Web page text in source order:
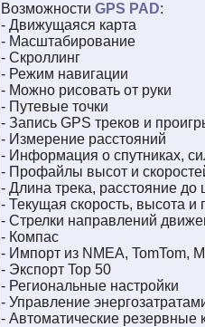
Возможности GPS PAD:
- Движущаяся карта
- Масштабирование
- Скроллинг
- Режим навигации
- Можно рисовать от руки
- Путевые точки
- Запись GPS треков и
- Измерение расстояний
- Информация о спутниках,
- Профайлы высот и
- Длина трека, расстояние до
- Текущая скорость, высота и
- Стрелки направлений
- Компас
- Импорт из NMEA, TomTom,
- Экспорт Top 50
- Региональные настройки
- Управление
- Автоматические резервные